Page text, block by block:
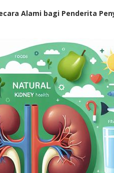
Alami bagi Penderita